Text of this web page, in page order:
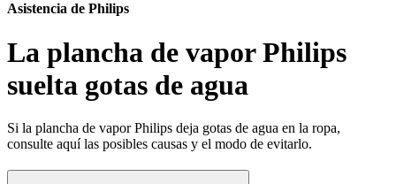
Asistencia de Philips
La plancha de vapor Philips
suelta gotas de agua
Si la plancha de vapor Philips deja gotas de agua en la ropa,
consulte aquí las posibles causas y el modo de evitarlo.